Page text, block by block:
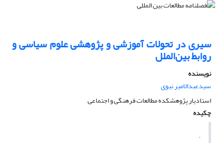
سیری در تحولات آموزشی و پژوهشی علوم سیاسی و
روابط بین‌الملل
نویسنده
سیدعبدالامیر نبوی
استادیار پژوهشکده مطالعات فرهنگی و اجتماعی
چکیده
.